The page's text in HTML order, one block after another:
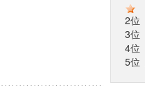
2位
3位
4位
5位